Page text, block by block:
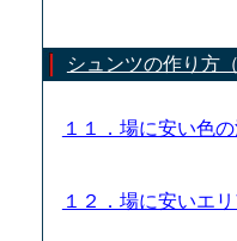
シュンツの作り方
１１．場に安い色
１２．場に安いエ